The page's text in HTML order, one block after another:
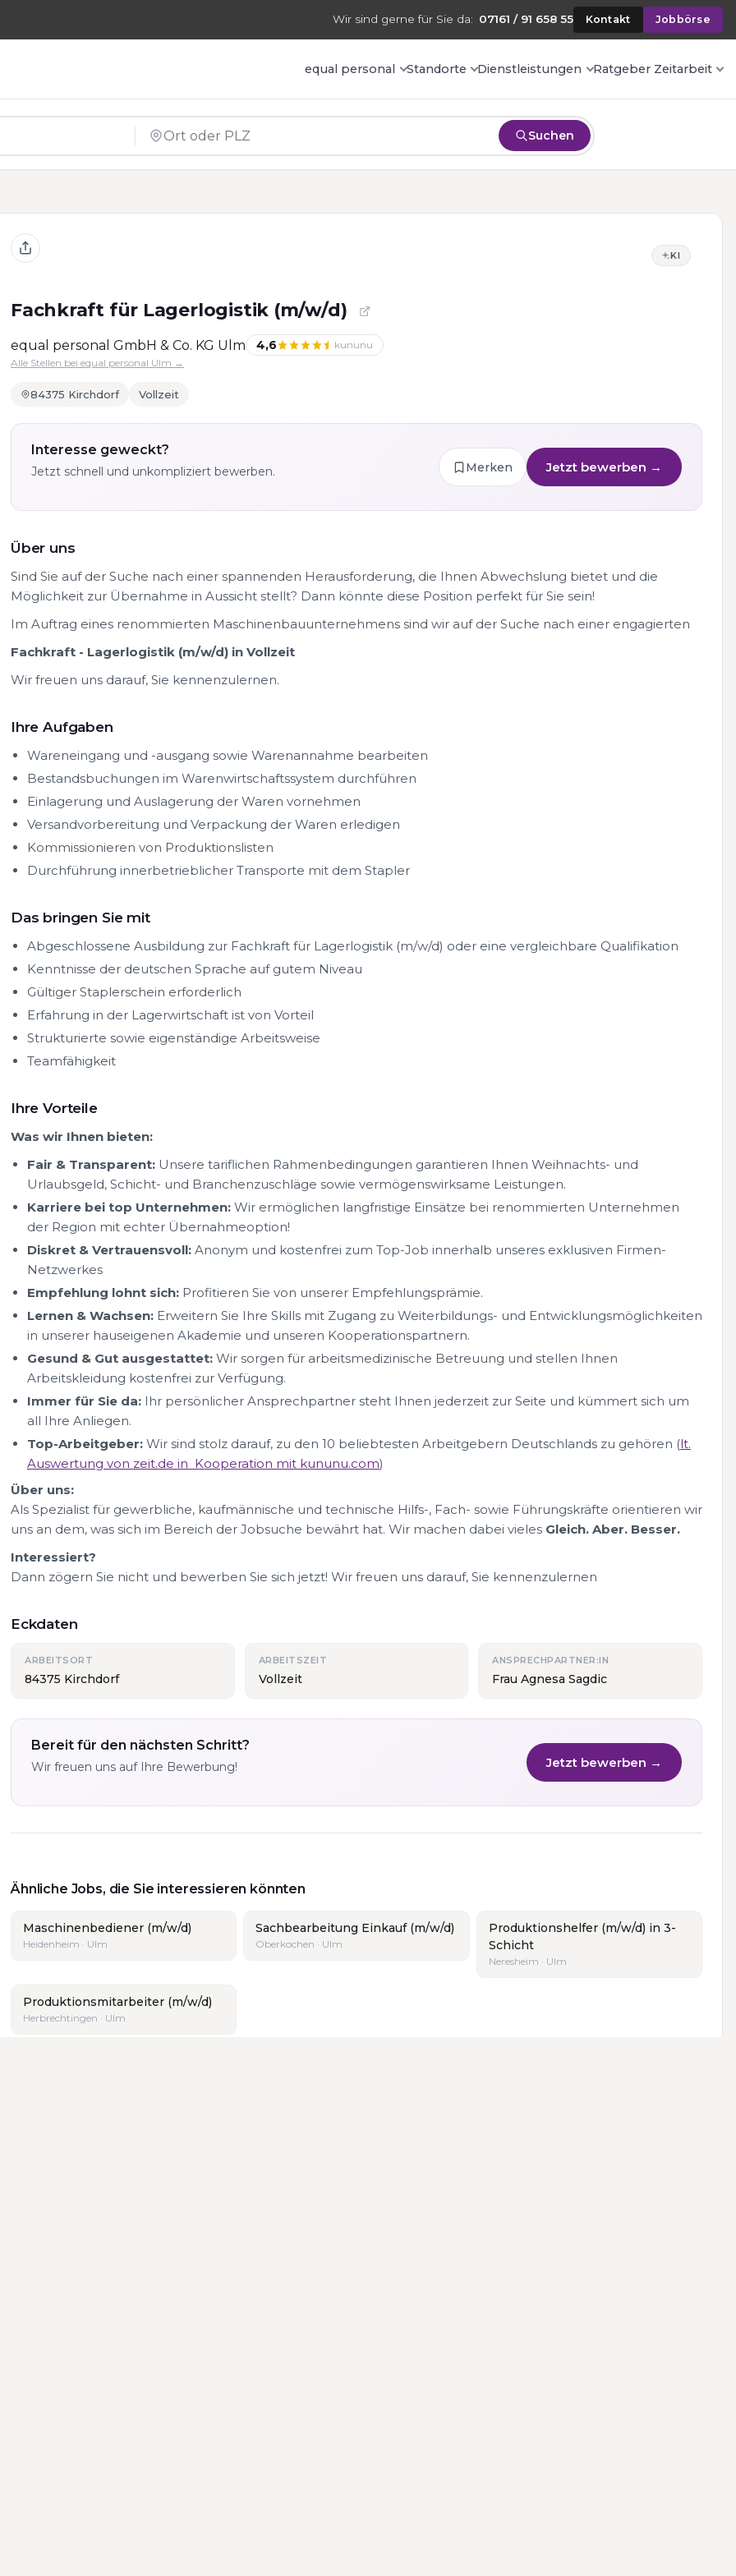
Wir sind gerne für Sie da: 07161 / 91 658 55 Kontakt Jobbörse
equal personal Standorte Dienstleistungen Ratgeber Zeitarbeit
Suchen
KI
Fachkraft für Lagerlogistik (m/w/d)
equal personal GmbH & Co. KG Ulm 4,6
kununu
Alle Stellen bei equal personal Ulm →
84375 Kirchdorf Vollzeit
Interesse geweckt?
Jetzt schnell und unkompliziert bewerben. Merken Jetzt bewerben →
Über uns
Sind Sie auf der Suche nach einer spannenden Herausforderung, die Ihnen Abwechslung bietet und die
Möglichkeit zur Übernahme in Aussicht stellt? Dann könnte diese Position perfekt für Sie sein!
Im Auftrag eines renommierten Maschinenbauunternehmens sind wir auf der Suche nach einer engagierten
Fachkraft - Lagerlogistik (m/w/d) in Vollzeit
Wir freuen uns darauf, Sie kennenzulernen.
Ihre Aufgaben
Wareneingang und -ausgang sowie Warenannahme bearbeiten
Bestandsbuchungen im Warenwirtschaftssystem durchführen
Einlagerung und Auslagerung der Waren vornehmen
Versandvorbereitung und Verpackung der Waren erledigen
Kommissionieren von Produktionslisten
Durchführung innerbetrieblicher Transporte mit dem Stapler
Das bringen Sie mit
Abgeschlossene Ausbildung zur Fachkraft für Lagerlogistik (m/w/d) oder eine vergleichbare Qualifikation
Kenntnisse der deutschen Sprache auf gutem Niveau
Gültiger Staplerschein erforderlich
Erfahrung in der Lagerwirtschaft ist von Vorteil
Strukturierte sowie eigenständige Arbeitsweise
Teamfähigkeit
Ihre Vorteile
Was wir Ihnen bieten:
Fair & Transparent: Unsere tariflichen Rahmenbedingungen garantieren Ihnen Weihnachts- und
Urlaubsgeld, Schicht- und Branchenzuschläge sowie vermögenswirksame Leistungen.
Karriere bei top Unternehmen: Wir ermöglichen langfristige Einsätze bei renommierten Unternehmen
der Region mit echter Übernahmeoption!
Diskret & Vertrauensvoll: Anonym und kostenfrei zum Top-Job innerhalb unseres exklusiven Firmen-
Netzwerkes
Empfehlung lohnt sich: Profitieren Sie von unserer Empfehlungsprämie.
Lernen & Wachsen: Erweitern Sie Ihre Skills mit Zugang zu Weiterbildungs- und Entwicklungsmöglichkeiten
in unserer hauseigenen Akademie und unseren Kooperationspartnern.
Gesund & Gut ausgestattet: Wir sorgen für arbeitsmedizinische Betreuung und stellen Ihnen
Arbeitskleidung kostenfrei zur Verfügung.
Immer für Sie da: Ihr persönlicher Ansprechpartner steht Ihnen jederzeit zur Seite und kümmert sich um
all Ihre Anliegen.
Top-Arbeitgeber: Wir sind stolz darauf, zu den 10 beliebtesten Arbeitgebern Deutschlands zu gehören (lt.
Auswertung von zeit.de in Kooperation mit kununu.com)
Über uns:
Als Spezialist für gewerbliche, kaufmännische und technische Hilfs-, Fach- sowie Führungskräfte orientieren wir
uns an dem, was sich im Bereich der Jobsuche bewährt hat. Wir machen dabei vieles Gleich. Aber. Besser.
Interessiert?
Dann zögern Sie nicht und bewerben Sie sich jetzt! Wir freuen uns darauf, Sie kennenzulernen
Eckdaten
ARBEITSORT
84375 Kirchdorf
ARBEITSZEIT
Vollzeit
ANSPRECHPARTNER:IN
Frau Agnesa Sagdic
Bereit für den nächsten Schritt?
Wir freuen uns auf Ihre Bewerbung! Jetzt bewerben →
Ähnliche Jobs, die Sie interessieren könnten
Maschinenbediener (m/w/d)
Heidenheim · Ulm
Sachbearbeitung Einkauf (m/w/d)
Oberkochen · Ulm
Produktionshelfer (m/w/d) in 3-
Schicht
Neresheim · Ulm
Produktionsmitarbeiter (m/w/d)
Herbrechtingen · Ulm